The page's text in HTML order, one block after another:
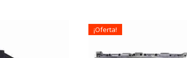
¡Oferta!